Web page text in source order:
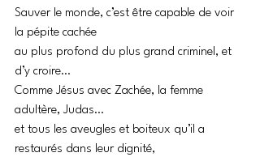
Sauver le monde, c’est être capable de voir
la pépite cachée
au plus profond du plus grand criminel, et
d’y croire…
Comme Jésus avec Zachée, la femme
adultère, Judas…
et tous les aveugles et boiteux qu’il a
restaurés dans leur dignité,